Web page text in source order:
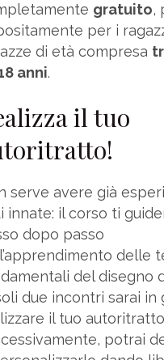
gratuito,
per i
di età compresa
anni.
il tuo
serve avere già
innate: il corso ti
dopo passo
delle
del disegno
due incontri sarai in
il tuo
potrai